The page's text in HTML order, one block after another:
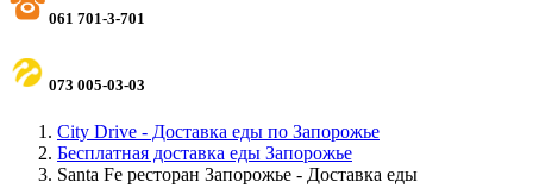
061 701-3-701
073 005-03-03
City Drive - Доставка еды по Запорожье
Бесплатная доставка еды Запорожье
Santa Fe ресторан Запорожье - Доставка еды